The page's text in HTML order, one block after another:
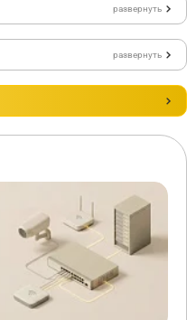
развернуть
развернуть